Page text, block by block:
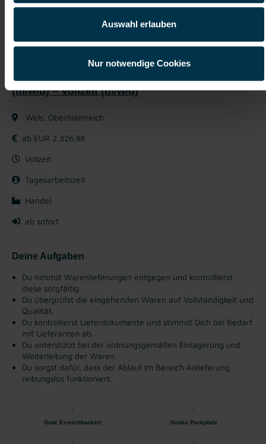
Auswahl erlauben
Nur notwendige Cookies
Mitarbeiter Anlieferung in Wels
(m/w/d) – Vollzeit (m/w/d)
Wels, Oberösterreich
ab EUR 2.326,86
Vollzeit
Tagesarbeitszeit
Handel
ab sofort
Deine Aufgaben
Du nimmst Warenlieferungen entgegen und kontrollierst
diese sorgfältig.
Du überprüfst die eingehenden Waren auf Vollständigkeit und
Qualität.
Du kontrollierst Lieferdokumente und stimmst Dich bei Bedarf
mit Lieferanten ab.
Du unterstützt bei der ordnungsgemäßen Einlagerung und
Weiterleitung der Waren.
Du sorgst dafür, dass der Ablauf im Bereich Anlieferung
reibungslos funktioniert.
Gute Erreichbarkeit Gratis Parkplatz